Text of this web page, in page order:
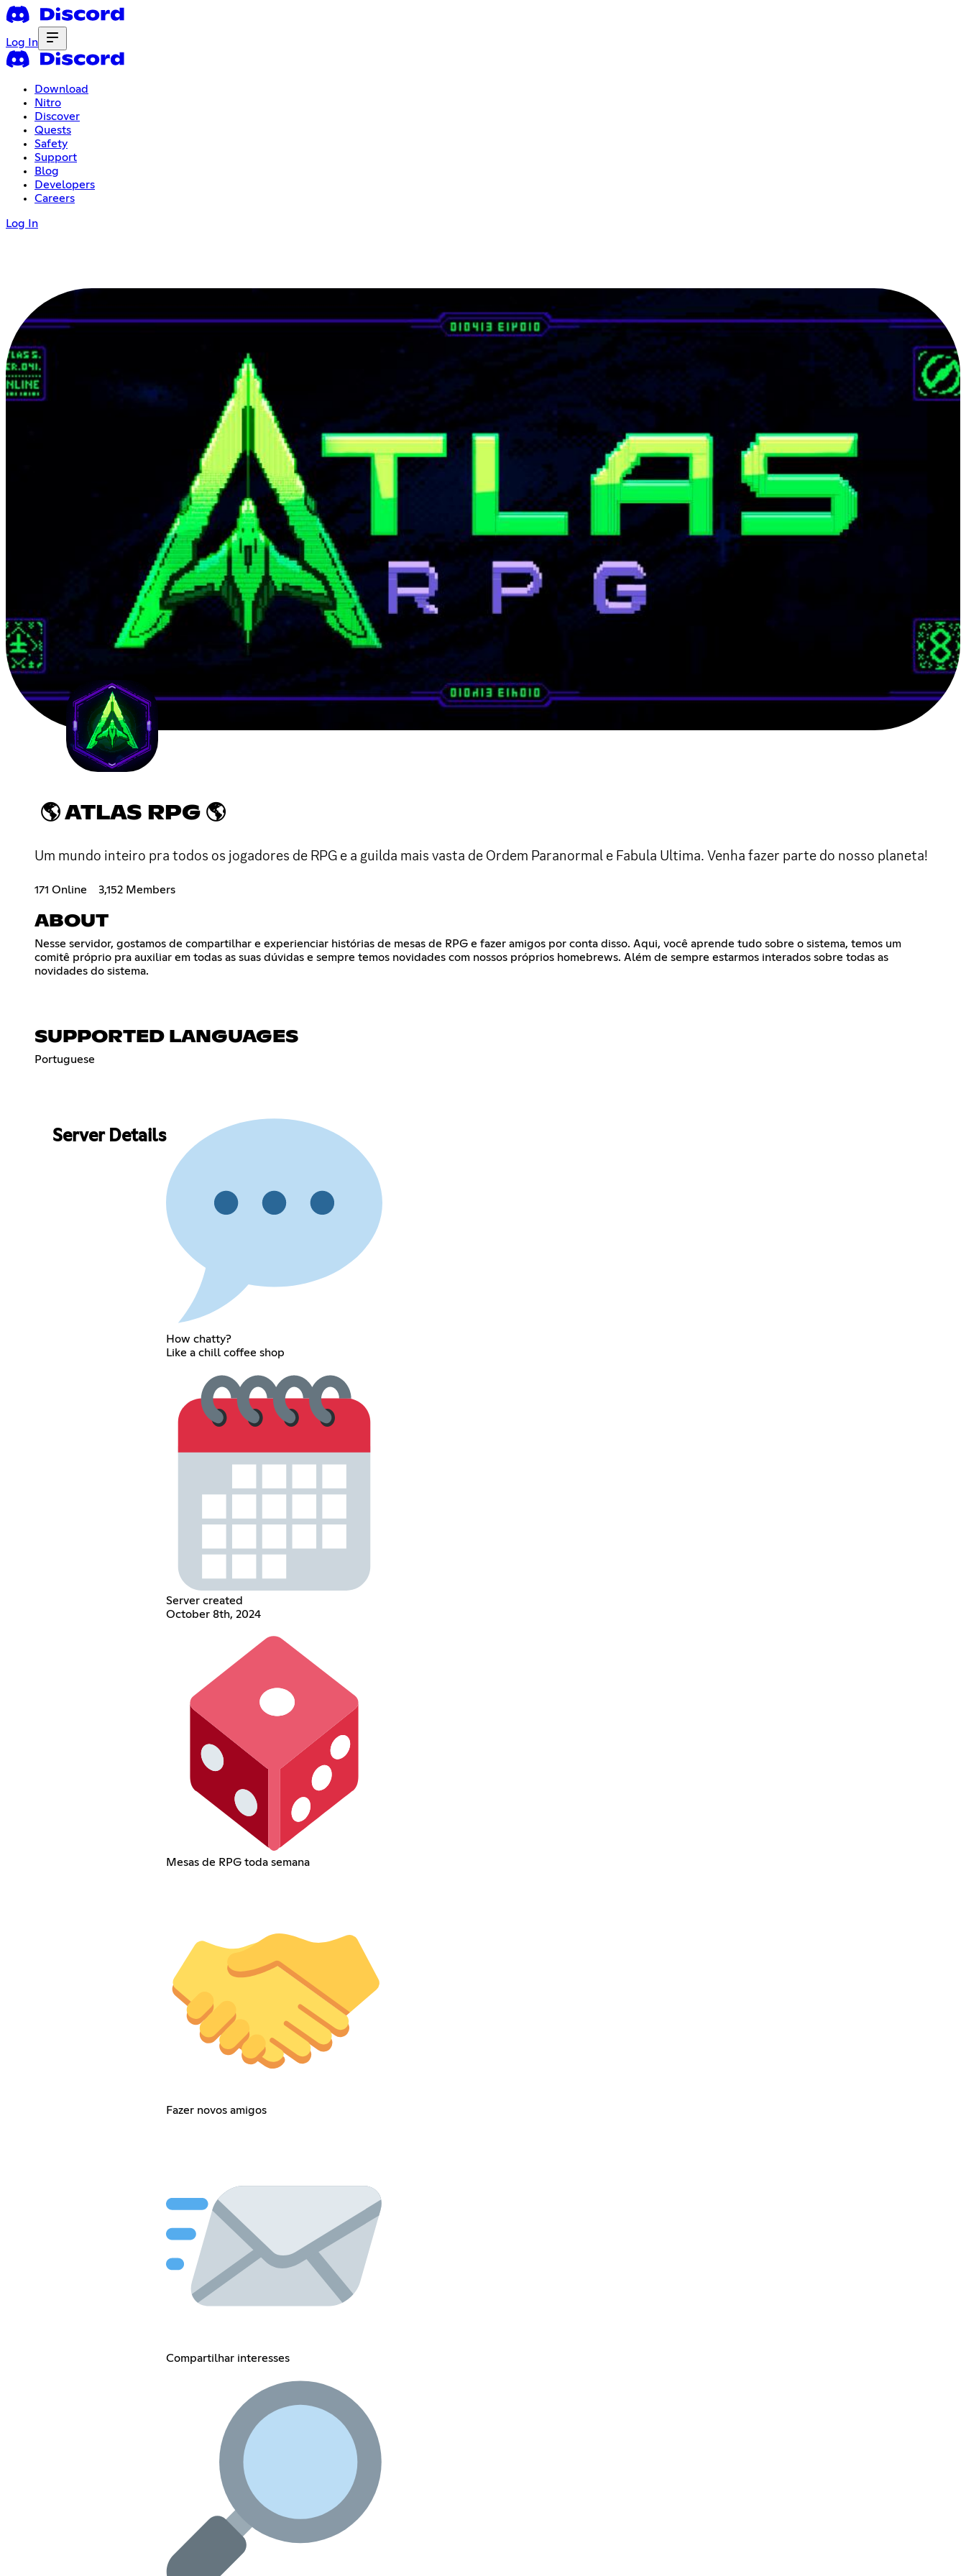
Log In
Download
Nitro
Discover
Quests
Safety
Support
Blog
Developers
Careers
Log In
🌎 ATLAS RPG 🌎
Um mundo inteiro pra todos os jogadores de RPG e a guilda mais vasta de Ordem Paranormal e Fabula Ultima. Venha fazer parte do nosso planeta!
171 Online 3,152 Members
ABOUT
Nesse servidor, gostamos de compartilhar e experienciar histórias de mesas de RPG e fazer amigos por conta disso. Aqui, você aprende tudo sobre o sistema, temos um
comitê próprio pra auxiliar em todas as suas dúvidas e sempre temos novidades com nossos próprios homebrews. Além de sempre estarmos interados sobre todas as
novidades do sistema.
SUPPORTED LANGUAGES
Portuguese
Server Details
How chatty?
Like a chill coffee shop
Server created
October 8th, 2024
Mesas de RPG toda semana
Fazer novos amigos
Compartilhar interesses